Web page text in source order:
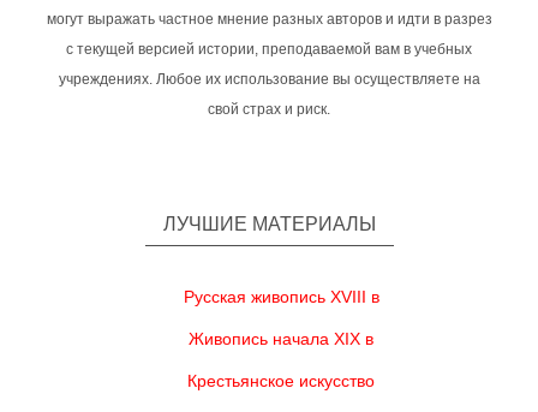
могут выражать частное мнение разных авторов и идти в разрез
с текущей версией истории, преподаваемой вам в учебных
учреждениях. Любое их использование вы осуществляете на
свой страх и риск.
ЛУЧШИЕ МАТЕРИАЛЫ
Русская живопись XVIII в
Живопись начала XIX в
Крестьянское искусство